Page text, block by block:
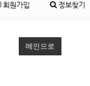
회원가입 정보찾기
메인으로